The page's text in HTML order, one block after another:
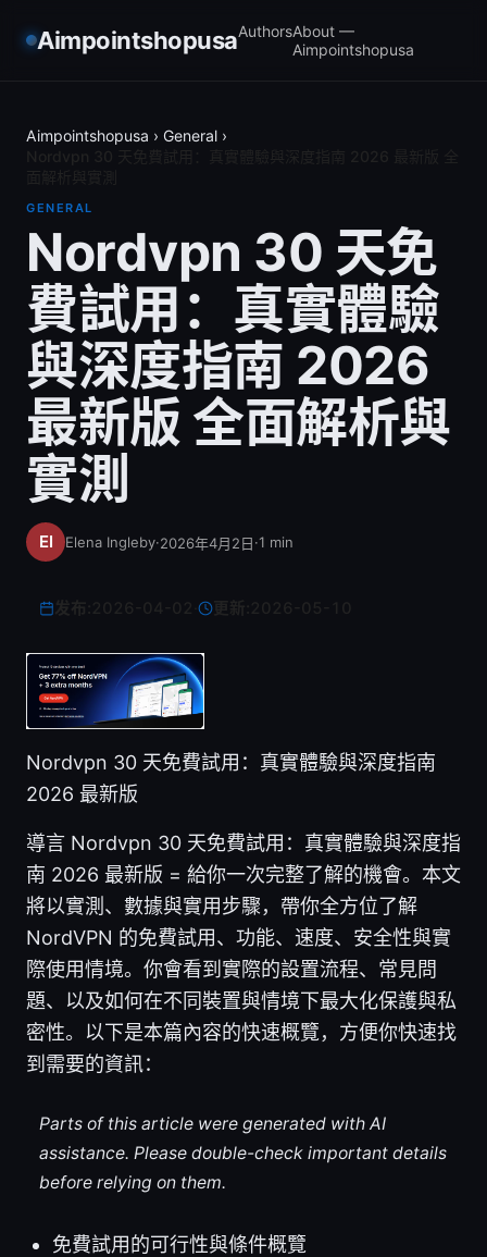
AimpointshopusaAuthorsAbout —
Aimpointshopusa
Aimpointshopusa › General ›
GENERAL
Nordvpn 30 天免
費試用：真實體驗
與深度指南 2026
最新版 全面解析與
實測
Elena Ingleby·2026年4月2日·1 min
更新:
Nordvpn 30 天免費試用：真實體驗與深度指南
2026 最新版
導言 Nordvpn 30 天免費試用：真實體驗與深度指
南 2026 最新版 = 給你一次完整了解的機會。本文
將以實測、數據與實用步驟，帶你全方位了解
NordVPN 的免費試用、功能、速度、安全性與實
際使用情境。你會看到實際的設置流程、常見問
題、以及如何在不同裝置與情境下最大化保護與私
密性。以下是本篇內容的快速概覽，方便你快速找
到需要的資訊：
Parts of this article were generated with AI
assistance. Please double-check important details
before relying on them.
免費試用的可行性與條件概覽